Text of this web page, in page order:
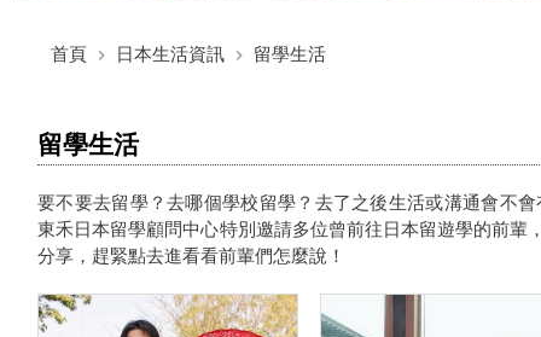
首頁 日本生活資訊 留學生活
留學生活
要不要去留學？去哪個學校留學？去了之後生活或溝通會不
東禾日本留學顧問中心特別邀請多位曾前往日本留遊學的前
分享，趕緊點去進看看前輩們怎麼說！